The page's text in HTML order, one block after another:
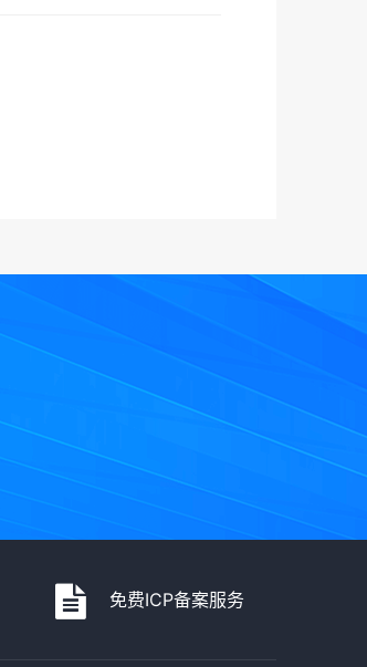
免费ICP备案服务